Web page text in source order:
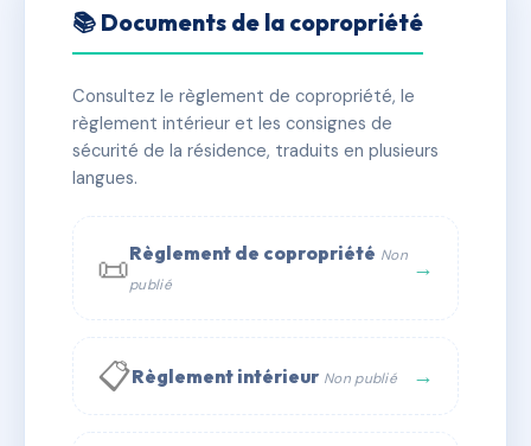
LE CLOS CARNOT
✓ Immatriculée 🏠 47 lots 🏗 2 bâtiment(s)
📞 Contacter Syndic Digital
📚 Documents de la copropriété
Consultez le règlement de copropriété, le
règlement intérieur et les consignes de
sécurité de la résidence, traduits en plusieurs
langues.
📜Règlement de copropriété Non
publié
→
📋Règlement intérieur Non publié →